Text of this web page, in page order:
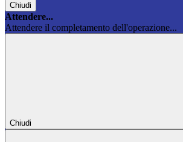
Chiudi
Attendere...
Attendere il completamento dell'operazione...
Chiudi